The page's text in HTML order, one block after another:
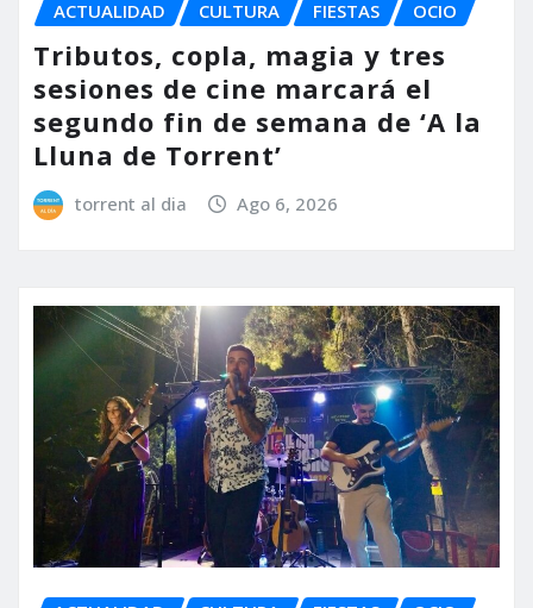
ACTUALIDAD CULTURA FIESTAS OCIO
Tributos, copla, magia y tres
sesiones de cine marcará el
segundo fin de semana de ‘A la
Lluna de Torrent’
torrent al dia Ago 6, 2026